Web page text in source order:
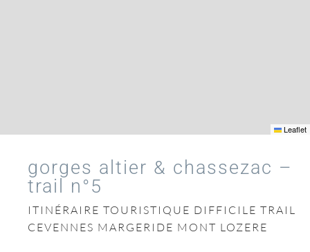
Leaflet
gorges altier & chassezac –
trail n°5
ITINÉRAIRE TOURISTIQUE DIFFICILE TRAIL
CEVENNES MARGERIDE MONT LOZERE